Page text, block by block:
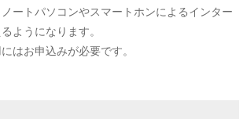
ートパソコンやスマートホンによるインター
ようになります。
はお申込みが必要です。